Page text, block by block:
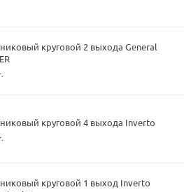
круговой 2 выхода General
круговой 4 выхода Inverto
круговой 1 выход Inverto